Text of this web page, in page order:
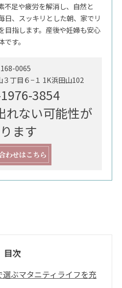
不足や疲労を解消し、自然と
日、スッキリとした朝、家でリ
目指します。産後や妊婦も安心
す。
0065
丁目６−１ 1K浜田山102
3854
ない可能性が
ます
わせはこちら
目次
ぶマタニティライフを充